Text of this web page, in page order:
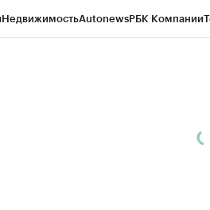
НедвижимостьAutonewsРБК Компании